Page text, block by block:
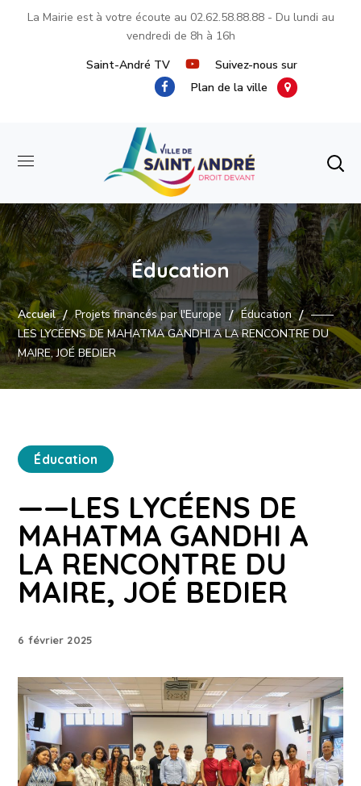
La Mairie est à votre écoute au 02.62.58.88.88- Du lundi au
vendredi de 8h à 16h
Saint-André TV
Suivez-nous sur
Plan de la ville
Éducation
Accueil Projets financés par l'Europe Éducation
——
LES LYCÉENS DE MAHATMA GANDHI A LA RENCONTRE DU
MAIRE, JOÉ BEDIER
Éducation
——LES LYCÉENS DE
MAHATMA GANDHI A
LA RENCONTRE DU
MAIRE, JOÉ BEDIER
6 février 2025